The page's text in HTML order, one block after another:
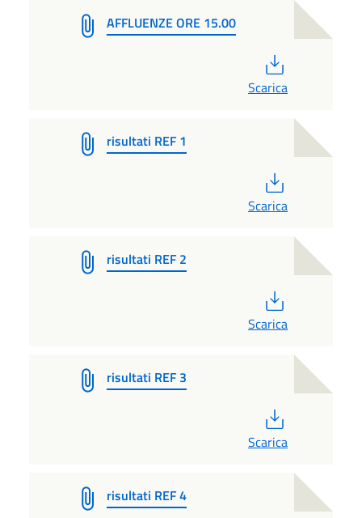
AFFLUENZE ORE 15.00
Scarica
risultati REF 1
Scarica
risultati REF 2
Scarica
risultati REF 3
Scarica
risultati REF 4